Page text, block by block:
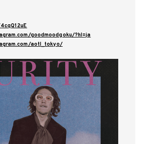
goodmoodgoku/?hl=ja
aotl_tokyo/